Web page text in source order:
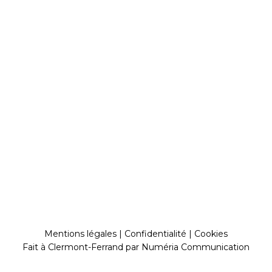
Mentions légales| Confidentialité | Cookies
Fait à Clermont-Ferrand par Numéria Communication